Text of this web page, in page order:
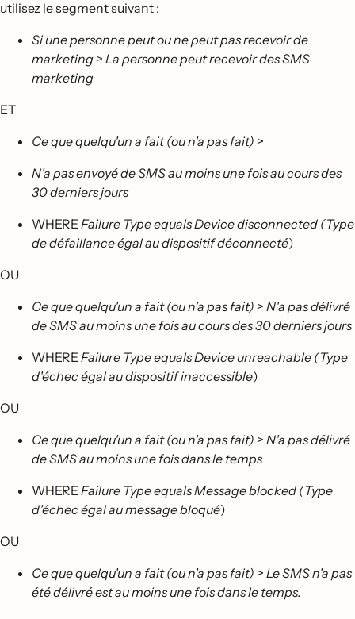
utilisez le segment suivant :
Si une personne peut ou ne peut pas recevoir de
marketing > La personne peut recevoir des SMS
marketing
ET
Ce que quelqu'un a fait (ou n'a pas fait) >
N'a pas envoyé de SMS au moins une fois au cours des
30 derniers jours
WHERE Failure Type equals Device disconnected (Type
de défaillance égal au dispositif déconnecté)
OU
Ce que quelqu'un a fait (ou n'a pas fait) > N'a pas délivré
de SMS au moins une fois au cours des 30 derniers jours
WHERE Failure Type equals Device unreachable (Type
d'échec égal au dispositif inaccessible)
OU
Ce que quelqu'un a fait (ou n'a pas fait) > N'a pas délivré
de SMS au moins une fois dans le temps
WHERE Failure Type equals Message blocked (Type
d'échec égal au message bloqué)
OU
Ce que quelqu'un a fait (ou n'a pas fait) > Le SMS n'a pas
été délivré est au moins une fois dans le temps.